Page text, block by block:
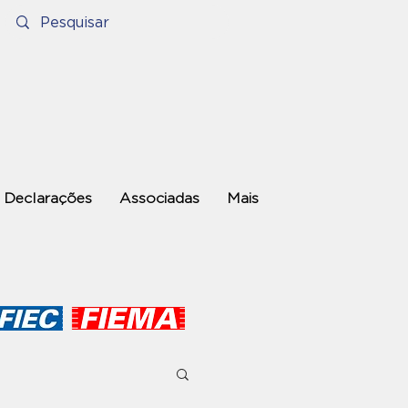
Declarações Associadas Mais